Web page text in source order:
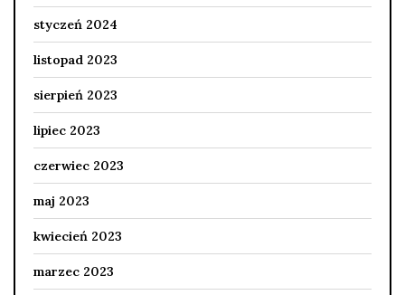
styczeń 2024
listopad 2023
sierpień 2023
lipiec 2023
czerwiec 2023
maj 2023
kwiecień 2023
marzec 2023